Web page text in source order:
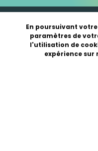
En poursuivant
paramètres de
l'utilisation de
expérience sur